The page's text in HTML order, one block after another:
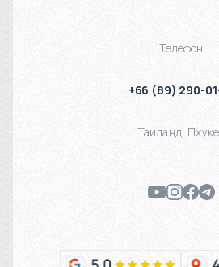
Телефон
+66 (89) 290-
Таиланд